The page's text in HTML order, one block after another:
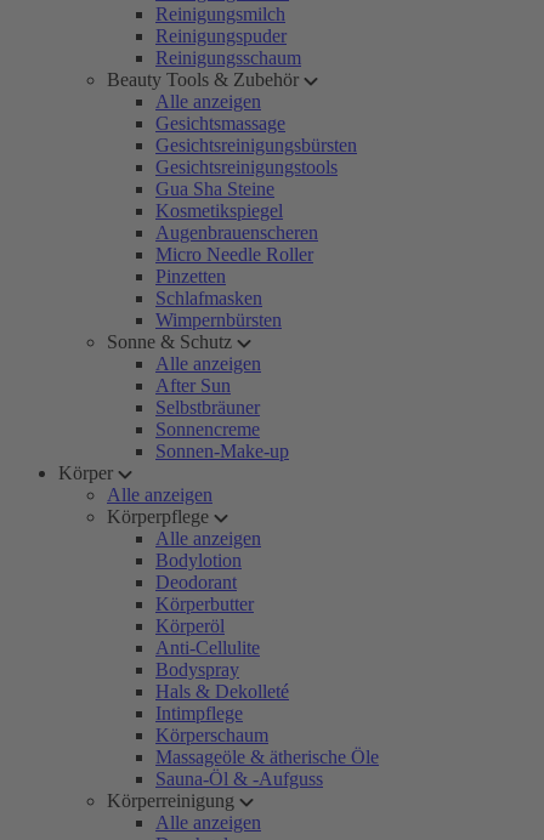
Reinigungsmilch
Reinigungspuder
Reinigungsschaum
Beauty Tools & Zubehör
Alle anzeigen
Gesichtsmassage
Gesichtsreinigungsbürsten
Gesichtsreinigungstools
Gua Sha Steine
Kosmetikspiegel
Augenbrauenscheren
Micro Needle Roller
Pinzetten
Schlafmasken
Wimpernbürsten
Sonne & Schutz
Alle anzeigen
After Sun
Selbstbräuner
Sonnencreme
Sonnen-Make-up
Körper
Alle anzeigen
Körperpflege
Alle anzeigen
Bodylotion
Deodorant
Körperbutter
Körperöl
Anti-Cellulite
Bodyspray
Hals & Dekolleté
Intimpflege
Körperschaum
Massageöle & ätherische Öle
Sauna-Öl & -Aufguss
Körperreinigung
Alle anzeigen